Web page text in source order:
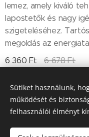
lemez, amely kiváló
lapostetők és nagy
szigeteléséhez.
megoldás az
6 360 Ft 6 678Ft
Till "96"
Sütiket használunk,
működését és
felhasználói élményt